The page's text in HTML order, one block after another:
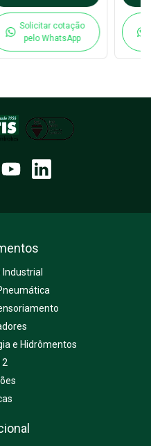
Solicitar cotação
pelo WhatsApp
e Hidrômentos